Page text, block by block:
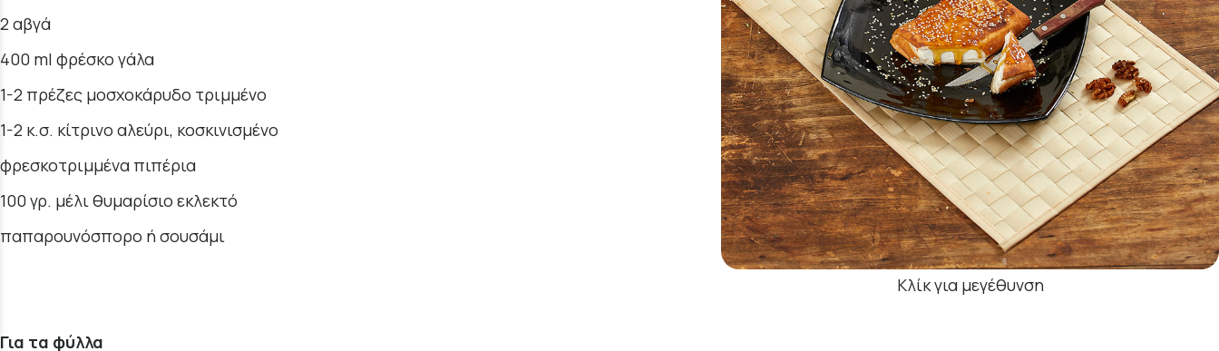
Κλίκ για μεγέθυνση
2 αβγά
400 ml φρέσκο γάλα
1-2 πρέζες μοσχοκάρυδο τριμμένο
1-2 κ.σ. κίτρινο αλεύρι, κοσκινισμένο
φρεσκοτριμμένα πιπέρια
100 γρ. μέλι θυμαρίσιο εκλεκτό
παπαρουνόσπορο ή σουσάμι
Για τα φύλλα